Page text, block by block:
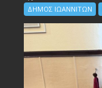
ΔΗΜΟΣ ΙΩΑΝΝΙΤΩΝ